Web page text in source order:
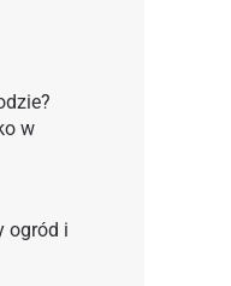
w
ogród i